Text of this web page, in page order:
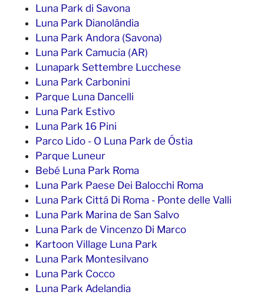
Luna Park di Savona
Luna Park Dianolândia
Luna Park Andora (Savona)
Luna Park Camucia (AR)
Lunapark Settembre Lucchese
Luna Park Carbonini
Parque Luna Dancelli
Luna Park Estivo
Luna Park 16 Pini
Parco Lido - O Luna Park de Óstia
Parque Luneur
Bebé Luna Park Roma
Luna Park Paese Dei Balocchi Roma
Luna Park Cittá Di Roma - Ponte delle Valli
Luna Park Marina de San Salvo
Luna Park de Vincenzo Di Marco
Kartoon Village Luna Park
Luna Park Montesilvano
Luna Park Cocco
Luna Park Adelandia